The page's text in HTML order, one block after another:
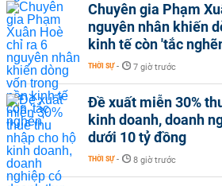
Chuyên gia Phạm
nguyên nhân khiến
kinh tế còn 'tắc
THỜI SỰ - 7 giờ trước
Đề xuất miễn 30%
kinh doanh, doanh
dưới 10 tỷ đồng
THỜI SỰ - 8 giờ trước